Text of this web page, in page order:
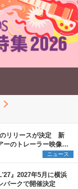
リリースが決定 新
ーのトレーラー映像が
ニュース
』2027年5月に横浜
パークで開催決定